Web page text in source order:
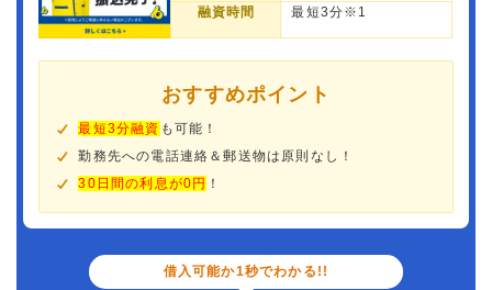
融資時間 最短3分※1
おすすめポイント
最短3分融資 も可能！
勤務先への電話連絡＆郵送物は原則なし！
30日間の利息が0円 ！
借入可能か1秒でわかる!!